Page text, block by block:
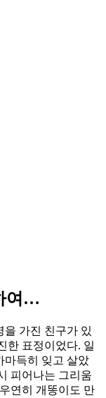
여…
을 가진 친구가 있
한 표정이었다. 일
마득히 잊고 살았
피어나는 그리움
연히 개똥이도 만